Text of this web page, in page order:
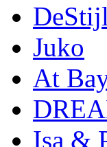
DeStijl
Juko
At
Isa &